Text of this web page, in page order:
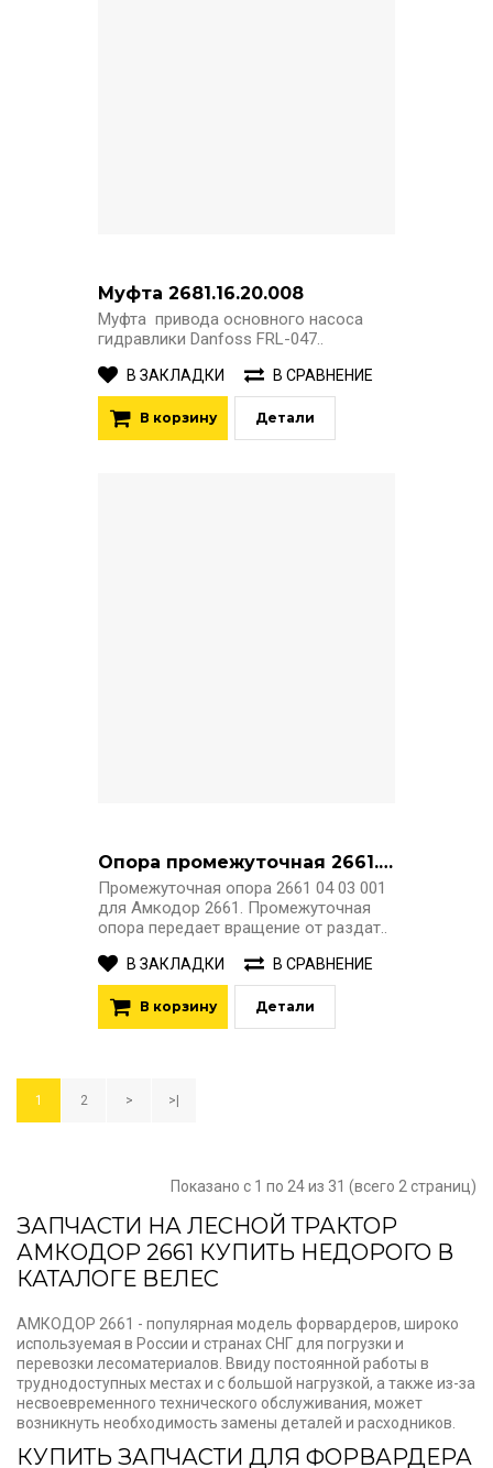
Муфта 2681.16.20.008
Муфта привода основного насоса
гидравлики Danfoss FRL-047..
В ЗАКЛАДКИ В СРАВНЕНИЕ
В корзину Детали
Опора промежуточная 2661.04.03.001
Промежуточная опора 2661 04 03 001
для Амкодор 2661. Промежуточная
опора передает вращение от раздат..
В ЗАКЛАДКИ В СРАВНЕНИЕ
В корзину Детали
1 2 > >|
Показано с 1 по 24 из 31 (всего 2 страниц)
ЗАПЧАСТИ НА ЛЕСНОЙ ТРАКТОР
АМКОДОР 2661 КУПИТЬ НЕДОРОГО В
КАТАЛОГЕ ВЕЛЕС
АМКОДОР 2661 - популярная модель форвардеров, широко
используемая в России и странах СНГ для погрузки и
перевозки лесоматериалов. Ввиду постоянной работы в
труднодоступных местах и с большой нагрузкой, а также из-за
несвоевременного технического обслуживания, может
возникнуть необходимость замены деталей и расходников.
КУПИТЬ ЗАПЧАСТИ ДЛЯ ФОРВАРДЕРА